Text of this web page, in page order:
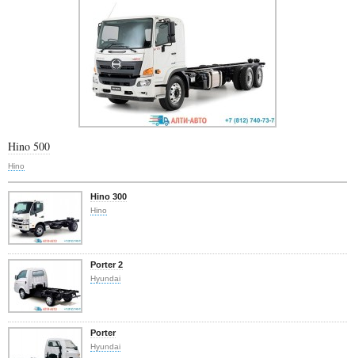
Hino 500
Hino
Hino 300
Hino
Porter 2
Hyundai
Porter
Hyundai